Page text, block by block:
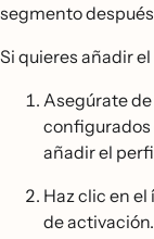
segmento
Si quieres añadir
Asegúrate
configurados
añadir el
Haz clic en el
de activación.